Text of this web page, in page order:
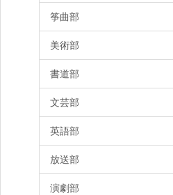
筝曲部
美術部
書道部
文芸部
英語部
放送部
演劇部